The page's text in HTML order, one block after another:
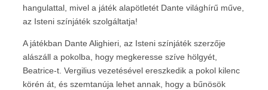
hangulattal, mivel a játék alapötletét Dante világhírű műve,
az Isteni színjáték szolgáltatja!
A játékban Dante Alighieri, az Isteni színjáték szerzője
alászáll a pokolba, hogy megkeresse szíve hölgyét,
Beatrice-t. Vergilius vezetésével ereszkedik a pokol kilenc
körén át, és szemtanúja lehet annak, hogy a bűnösök